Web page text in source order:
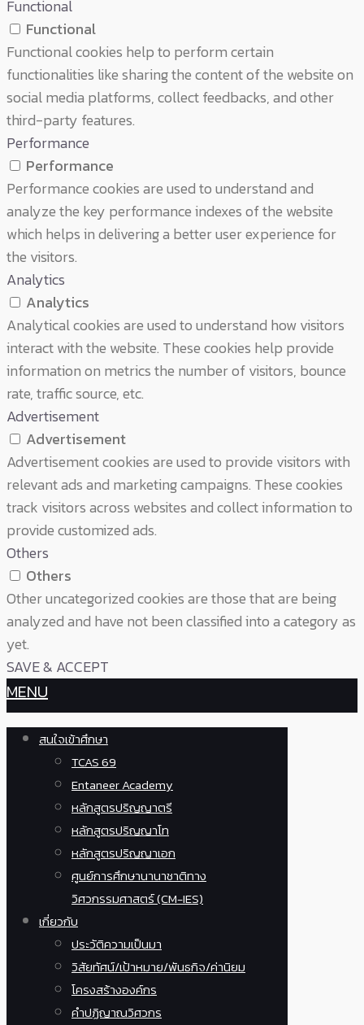
Functional
Functional
Functional cookies help to perform certain
functionalities like sharing the content of the website on
social media platforms, collect feedbacks, and other
third-party features.
Performance
Performance
Performance cookies are used to understand and
analyze the key performance indexes of the website
which helps in delivering a better user experience for
the visitors.
Analytics
Analytics
Analytical cookies are used to understand how visitors
interact with the website. These cookies help provide
information on metrics the number of visitors, bounce
rate, traffic source, etc.
Advertisement
Advertisement
Advertisement cookies are used to provide visitors with
relevant ads and marketing campaigns. These cookies
track visitors across websites and collect information to
provide customized ads.
Others
Others
Other uncategorized cookies are those that are being
analyzed and have not been classified into a category as
yet.
SAVE & ACCEPT
MENU
สนใจเข้าศึกษา
TCAS 69
Entaneer Academy
หลักสูตรปริญญาตรี
หลักสูตรปริญญาโท
หลักสูตรปริญญาเอก
ศูนย์การศึกษานานาชาติทาง
วิศวกรรมศาสตร์ (CM-IES)
เกี่ยวกับ
ประวัติความเป็นมา
วิสัยทัศน์/เป้าหมาย/พันธกิจ/ค่านิยม
โครงสร้างองค์กร
คำปฏิญาณวิศวกร